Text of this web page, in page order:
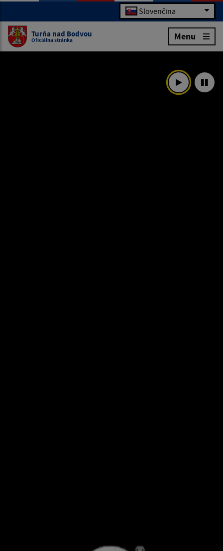
Slovenčina
Turňa nad Bodvou
Oficiálna stránka Menu